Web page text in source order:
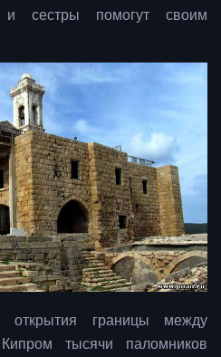
и сестры помогут своим
границы между
тысячи паломников